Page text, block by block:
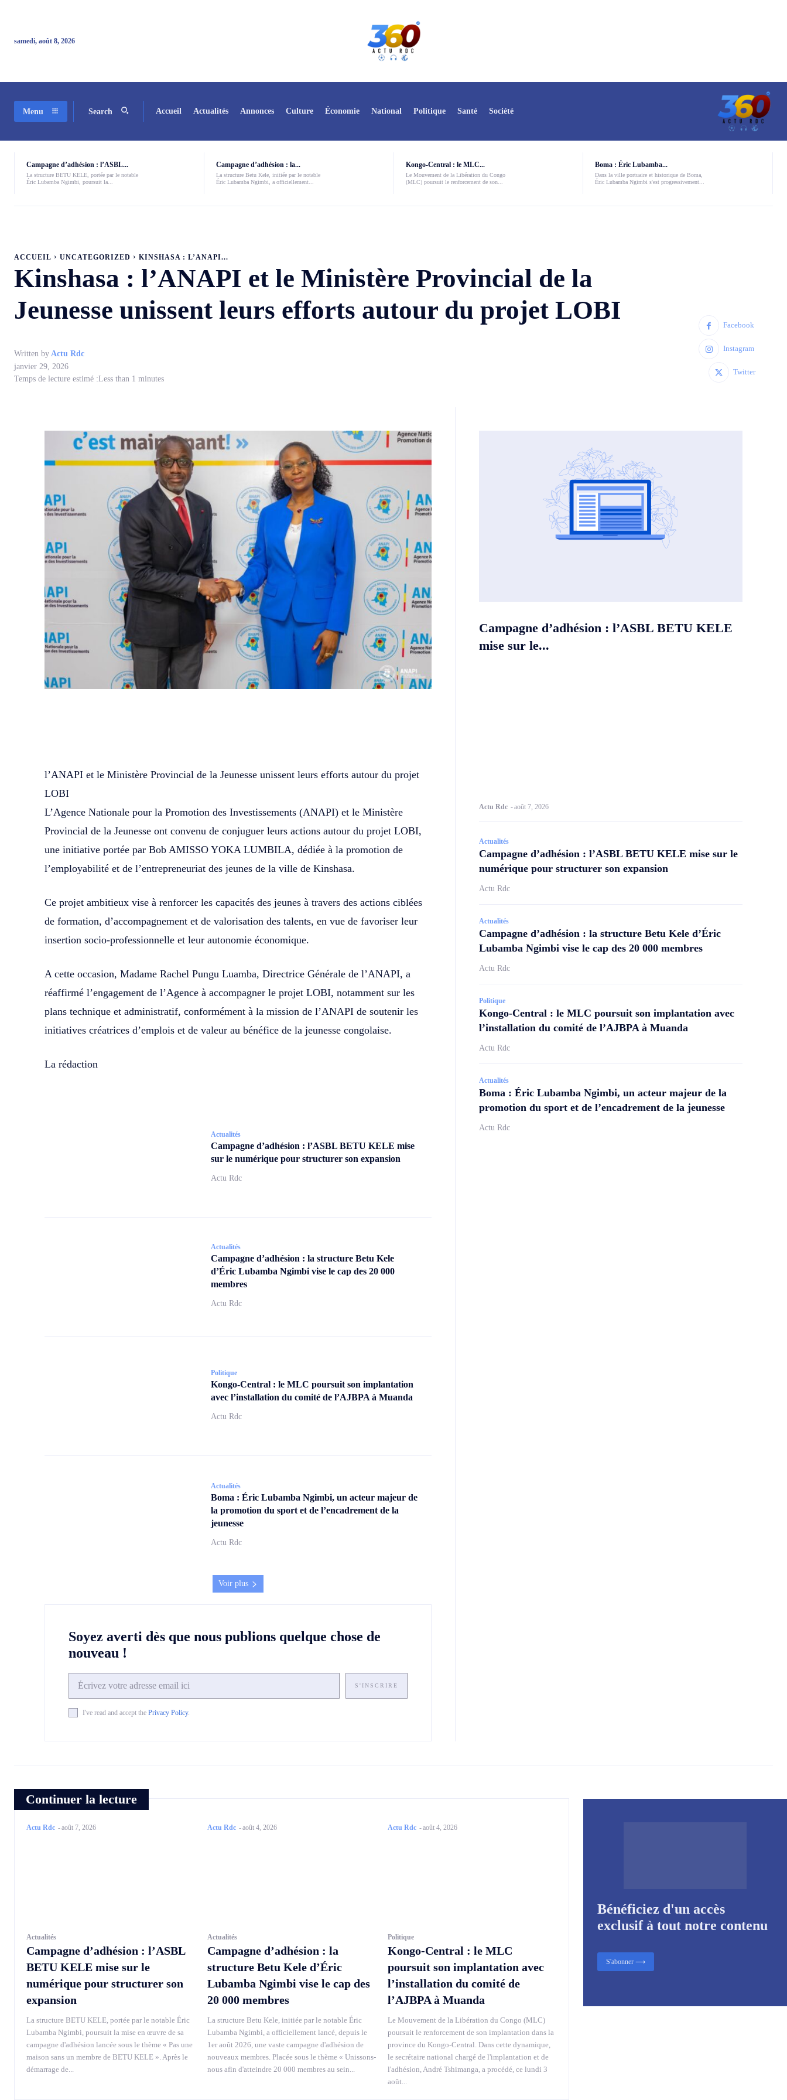
samedi, août 8, 2026
Menu Search Accueil Actualités Annonces Culture Économie National Politique Santé Société
Campagne d’adhésion : l’ASBL...
La structure BETU KELE, portée par le notable
Éric Lubamba Ngimbi, poursuit la...
Campagne d’adhésion : la...
La structure Betu Kele, initiée par le notable
Éric Lubamba Ngimbi, a officiellement...
Kongo-Central : le MLC...
Le Mouvement de la Libération du Congo
(MLC) poursuit le renforcement de son...
Boma : Éric Lubamba...
Dans la ville portuaire et historique de Boma,
Éric Lubamba Ngimbi s'est progressivement...
ACCUEIL UNCATEGORIZED KINSHASA : L’ANAPI...
Kinshasa : l’ANAPI et le Ministère Provincial de la
Jeunesse unissent leurs efforts autour du projet LOBI
Written by Actu Rdc
janvier 29, 2026
Temps de lecture estimé :Less than 1 minutes
Facebook
Instagram
Twitter
l’ANAPI et le Ministère Provincial de la Jeunesse unissent leurs efforts autour du projet
LOBI
L’Agence Nationale pour la Promotion des Investissements (ANAPI) et le Ministère
Provincial de la Jeunesse ont convenu de conjuguer leurs actions autour du projet LOBI,
une initiative portée par Bob AMISSO YOKA LUMBILA, dédiée à la promotion de
l’employabilité et de l’entrepreneuriat des jeunes de la ville de Kinshasa.
Ce projet ambitieux vise à renforcer les capacités des jeunes à travers des actions ciblées
de formation, d’accompagnement et de valorisation des talents, en vue de favoriser leur
insertion socio-professionnelle et leur autonomie économique.
A cette occasion, Madame Rachel Pungu Luamba, Directrice Générale de l’ANAPI, a
réaffirmé l’engagement de l’Agence à accompagner le projet LOBI, notamment sur les
plans technique et administratif, conformément à la mission de l’ANAPI de soutenir les
initiatives créatrices d’emplois et de valeur au bénéfice de la jeunesse congolaise.
La rédaction
Actualités
Campagne d’adhésion : l’ASBL BETU KELE mise
sur le numérique pour structurer son expansion
Actu Rdc
Actualités
Campagne d’adhésion : la structure Betu Kele
d’Éric Lubamba Ngimbi vise le cap des 20 000
membres
Actu Rdc
Politique
Kongo-Central : le MLC poursuit son implantation
avec l’installation du comité de l’AJBPA à Muanda
Actu Rdc
Actualités
Boma : Éric Lubamba Ngimbi, un acteur majeur de
la promotion du sport et de l’encadrement de la
jeunesse
Actu Rdc
Voir plus
Soyez averti dès que nous publions quelque chose de
nouveau !
S'INSCRIRE
I've read and accept the Privacy Policy.
Campagne d’adhésion : l’ASBL BETU KELE
mise sur le...
Actu Rdc -août 7, 2026
Actualités
Campagne d’adhésion : l’ASBL BETU KELE mise sur le
numérique pour structurer son expansion
Actu Rdc
Actualités
Campagne d’adhésion : la structure Betu Kele d’Éric
Lubamba Ngimbi vise le cap des 20 000 membres
Actu Rdc
Politique
Kongo-Central : le MLC poursuit son implantation avec
l’installation du comité de l’AJBPA à Muanda
Actu Rdc
Actualités
Boma : Éric Lubamba Ngimbi, un acteur majeur de la
promotion du sport et de l’encadrement de la jeunesse
Actu Rdc
Continuer la lecture
Actu Rdc -août 7, 2026
Actualités
Campagne d’adhésion : l’ASBL
BETU KELE mise sur le
numérique pour structurer son
expansion
La structure BETU KELE, portée par le notable Éric
Lubamba Ngimbi, poursuit la mise en œuvre de sa
campagne d'adhésion lancée sous le thème « Pas une
maison sans un membre de BETU KELE ». Après le
démarrage de...
Actu Rdc -août 4, 2026
Actualités
Campagne d’adhésion : la
structure Betu Kele d’Éric
Lubamba Ngimbi vise le cap des
20 000 membres
La structure Betu Kele, initiée par le notable Éric
Lubamba Ngimbi, a officiellement lancé, depuis le
1er août 2026, une vaste campagne d'adhésion de
nouveaux membres. Placée sous le thème « Unissons-
nous afin d'atteindre 20 000 membres au sein...
Actu Rdc -août 4, 2026
Politique
Kongo-Central : le MLC
poursuit son implantation avec
l’installation du comité de
l’AJBPA à Muanda
Le Mouvement de la Libération du Congo (MLC)
poursuit le renforcement de son implantation dans la
province du Kongo-Central. Dans cette dynamique,
le secrétaire national chargé de l'implantation et de
l'adhésion, André Tshimanga, a procédé, ce lundi 3
août...
Bénéficiez d'un accès
exclusif à tout notre contenu
S'abonner ⟶